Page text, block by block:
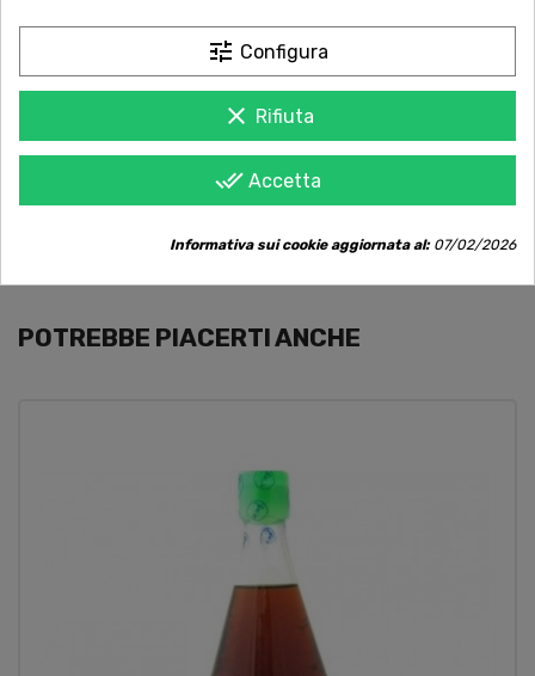
Spedizioni rapide
Consegna in tutta Italia in 5 giorni
dall'ordine
qualsiasi informazione.
POTREBBE PIACERTI ANCHE
tune Configura
clear Rifiuta
done_all Accetta
Informativa sui cookie aggiornata al:07/02/2026